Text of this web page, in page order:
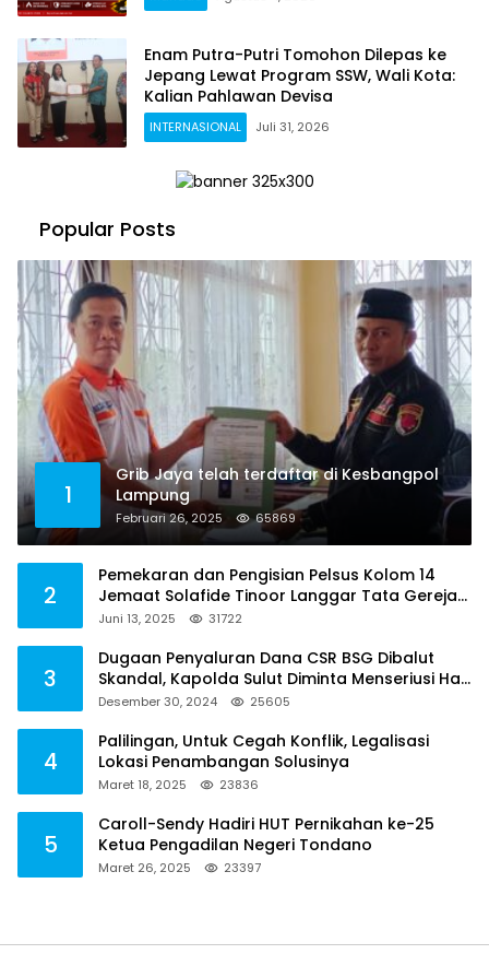
Enam Putra-Putri Tomohon Dilepas ke
Jepang Lewat Program SSW, Wali Kota:
Kalian Pahlawan Devisa
INTERNASIONAL Juli 31, 2026
Popular Posts
1
Grib Jaya telah terdaftar di Kesbangpol
Lampung
Februari 26, 2025 65869
2
Pemekaran dan Pengisian Pelsus Kolom 14
Jemaat Solafide Tinoor Langgar Tata Gereja
2021, Toreh : Ini Perbuatan Melawan Hukum
Juni 13, 2025 31722
3
Dugaan Penyaluran Dana CSR BSG Dibalut
Skandal, Kapolda Sulut Diminta Menseriusi Hal
ini
Desember 30, 2024 25605
4
Palilingan, Untuk Cegah Konflik, Legalisasi
Lokasi Penambangan Solusinya
Maret 18, 2025 23836
5
Caroll-Sendy Hadiri HUT Pernikahan ke-25
Ketua Pengadilan Negeri Tondano
Maret 26, 2025 23397